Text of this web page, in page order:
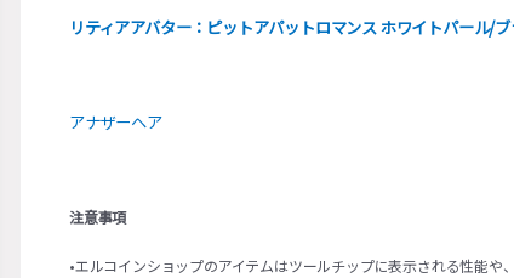
リティアアバター：ピットアパットロマンス ホワイトパール/
アナザーヘア
注意事項
•エルコインショップのアイテムはツールチップに表示される性能や